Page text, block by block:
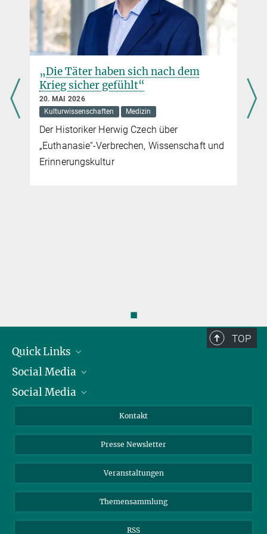
werden Sie dorthin weitergeleitet.
Englischsprachiger Film über die Felsbilder
„Die Täter haben sich nach dem
Krieg sicher gefühlt“
20. MAI 2026
Kulturwissenschaften
Medizin
Der Historiker Herwig Czech über
„Euthanasie“-Verbrechen, Wissenschaft und
Erinnerungskultur
◼
TOP
Quick Links
Präsident
Zahlen und Fakten
Meldestelle Fehlverhalten
Social Media
Bluesky
Social Media
YouTube
Kontakt
Presse Newsletter
Veranstaltungen
Themensammlung
RSS